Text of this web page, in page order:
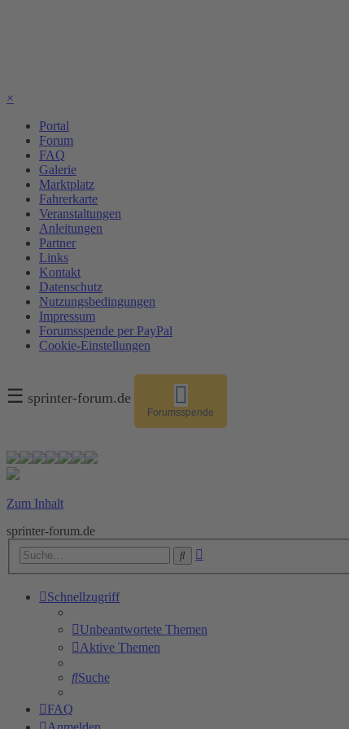
×
Portal
Forum
FAQ
Galerie
Marktplatz
Fahrerkarte
Veranstaltungen
Anleitungen
Partner
Links
Kontakt
Datenschutz
Nutzungsbedingungen
Impressum
Forumsspende per PayPal
Cookie-Einstellungen
☰ sprinter-forum.de
Forumsspende
Zum Inhalt
sprinter-forum.de
Suche
Schnellzugriff
Unbeantwortete Themen
Aktive Themen
Suche
FAQ